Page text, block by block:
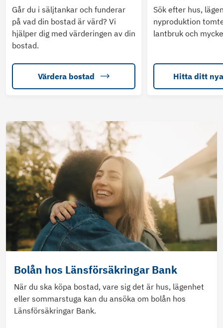
Går du i säljtankar och funderar
på vad din bostad är värd? Vi
hjälper dig med värderingen av din
bostad.
Värdera bostad
Sök efter hus,
nyproduktion
lantbruk och
Hitta ditt
Bolån hos Länsförsäkringar Bank
När du ska köpa bostad, vare sig det är hus, lägenhet
eller sommarstuga kan du ansöka om bolån hos
Länsförsäkringar Bank.